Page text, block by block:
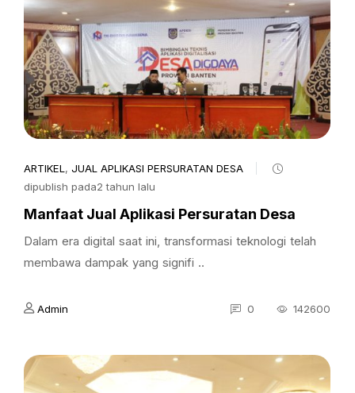
ARTIKEL , JUAL APLIKASI PERSURATAN DESA
dipublish pada2 tahun lalu
Manfaat Jual Aplikasi Persuratan Desa
Dalam era digital saat ini, transformasi teknologi telah
membawa dampak yang signifi ..
Admin 0 142600